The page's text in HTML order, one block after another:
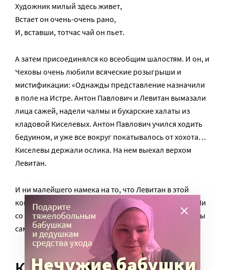
Художник милый здесь живет,
Встает он очень-очень рано,
И, вставши, тотчас чай он пьет.
А затем присоединялся ко всеобщим шалостям. И он, и
Чеховы очень любили всяческие розыгрыши и
мистификации: «Однажды представление назначили
в поле на Истре. Антон Павлович и Левитан вымазали
лица сажей, надели чалмы и бухарские халаты из
кладовой Киселевых. Антон Павлович учился ходить
бедуином, и уже все вокруг покатывалось от хохота…
Киселевы держали ослика. На нем выехал верхом
Левитан.
И ни малейшего намека на то, что Левитан в этой
компании живет на правах бедного родственника. Ни
со стороны Чеховых, ни, что очень важно, со стороны
самого Левитана.